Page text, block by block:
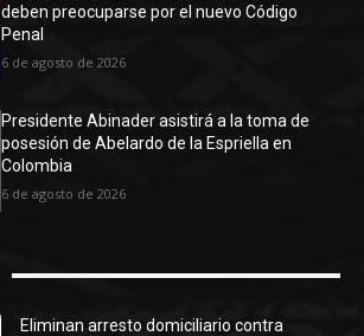
deben preocuparse por el nuevo Código
Penal
6 de agosto de 2026
Presidente Abinader asistirá a la toma de
posesión de Abelardo de la Espriella en
Colombia
6 de agosto de 2026
Eliminan arresto domiciliario contra